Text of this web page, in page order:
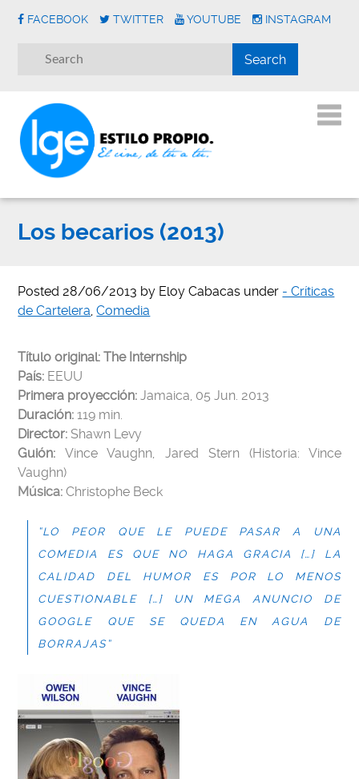
FACEBOOK TWITTER YOUTUBE INSTAGRAM
Los becarios (2013)
Posted28/06/2013 by Eloy Cabacas under - Críticas
de Cartelera,Comedia
Título original: The Internship
País: EEUU
Primera proyección: Jamaica, 05 Jun. 2013
Duración:119 min.
Director: Shawn Levy
Guión: Vince Vaughn, Jared Stern (Historia: Vince
Vaughn)
Música:Christophe Beck
“LO PEOR QUE LE PUEDE PASAR A UNA
COMEDIA ES QUE NO HAGA GRACIA […] LA
CALIDAD DEL HUMOR ES POR LO MENOS
CUESTIONABLE […] UN MEGA ANUNCIO DE
GOOGLE QUE SE QUEDA EN AGUA DE
BORRAJAS”